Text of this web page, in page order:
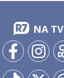
NA TV